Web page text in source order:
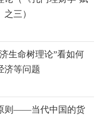
三）
生命树理论”看如何
济等问题
则——当代中国的货